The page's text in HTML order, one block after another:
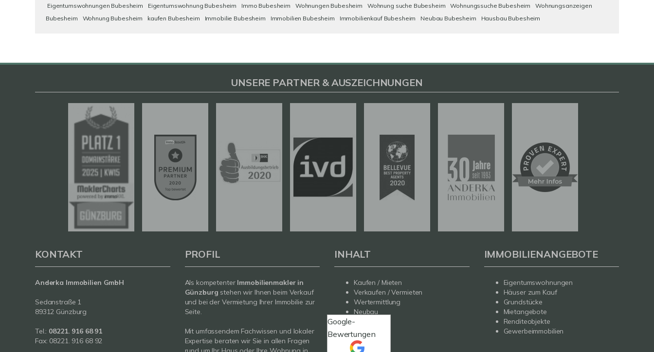
Eigentumswohnungen Bubesheim Eigentumswohnung Bubesheim Immo Bubesheim Wohnungen Bubesheim Wohnung suche Bubesheim Wohnungssuche Bubesheim
Wohnungsanzeigen
Bubesheim
Wohnung Bubesheim kaufen Bubesheim Immobilie Bubesheim Immobilien Bubesheim Immobilienkauf Bubesheim Neubau Bubesheim Hausbau Bubesheim
Google-
Bewertungen
UNSERE PARTNER & AUSZEICHNUNGEN
KONTAKT
Anderka Immobilien GmbH
Sedanstraße 1
89312 Günzburg
Tel.: 08221. 916 68 91
Fax: 08221. 916 68 92
PROFIL
Als kompetenter Immobilienmakler in
Günzburg stehen wir Ihnen beim Verkauf
und bei der Vermietung Ihrer Immobilie zur
Seite.
Mit umfassendem Fachwissen und lokaler
Expertise beraten wir Sie in allen Fragen
INHALT
Kaufen / Mieten
Verkaufen / Vermieten
Wertermittlung
Neubau
Service
Über uns
Kontakt
IMMOBILIENANGEBOTE
Eigentumswohnungen
Häuser zum Kauf
Grundstücke
Mietangebote
Renditeobjekte
Gewerbeimmobilien